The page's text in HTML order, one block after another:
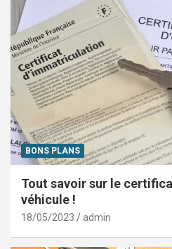
BONS PLANS
Tout savoir sur le
véhicule !
18/05/2023 admin